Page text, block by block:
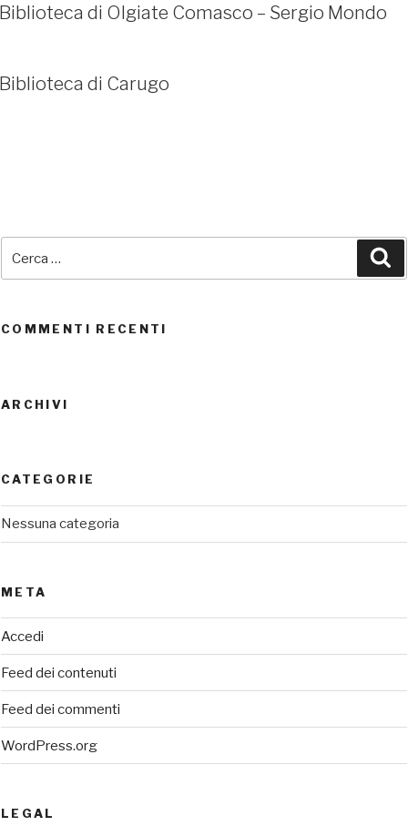
UTENTI CONNESSI
Biblioteca di Olgiate Comasco – Sergio Mondo
Biblioteca di Carugo
COMMENTI RECENTI
ARCHIVI
CATEGORIE
Nessuna categoria
META
Accedi
Feed dei contenuti
Feed dei commenti
WordPress.org
LEGAL